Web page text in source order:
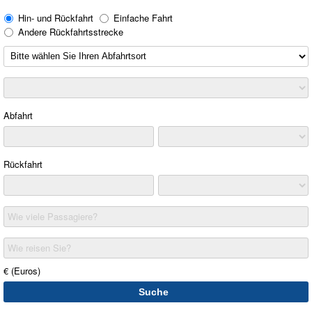
Hin- und Rückfahrt
Einfache Fahrt
Andere Rückfahrtsstrecke
Abfahrt
Rückfahrt
Wie viele Passagiere?
Wie reisen Sie?
€ (Euros)
Suche